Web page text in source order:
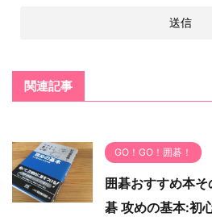
関連記事
GO！GO！囲碁！
囲碁おすすめ本
碁 攻めの基本:初